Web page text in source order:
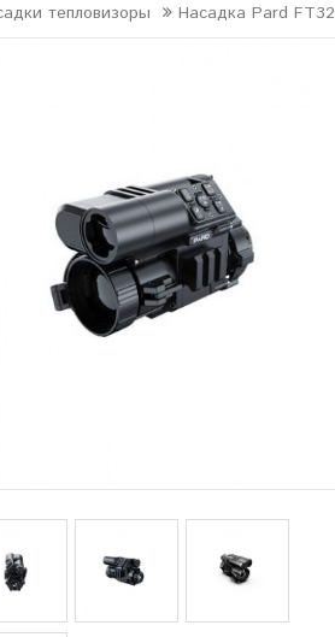
тепловизоры Насадка Pard FT32